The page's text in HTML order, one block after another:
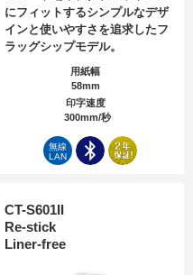
にフィットするシンプルなデザ
インと使いやすさを追求したフ
ラッグシップモデル。
用紙幅
58mm
印字速度
300mm/秒
無線
LAN
CT-S601II
Re-stick
Liner-free